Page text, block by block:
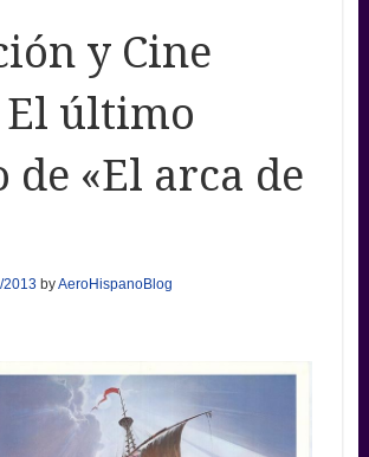
y Cine
El último
de «El arca de
2013 byAeroHispanoBlog